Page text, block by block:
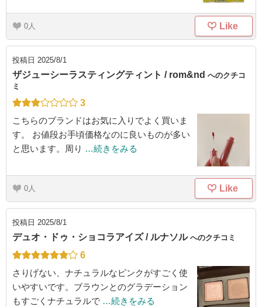
0 Like
投稿日 2025/8/1
ザジューシーラスティングティント / rom&nd へのクチコ
ミ
3
こちらのブランドはお気に入りでよく買いま
す。 お値段お手頃価格なのに良いものが多い
と思います。周り …続きをみる
0 Like
投稿日 2025/8/1
デュオ・ドゥ・ショコラアイズ / ルナソル へのクチコミ
6
さりげない、ナチュラルなピンクがすごく使
いやすいです。ブラウンとのグラデーション
もすごくナチュラルで …続きをみる